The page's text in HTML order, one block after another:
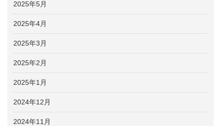
2025年5月
2025年4月
2025年3月
2025年2月
2025年1月
2024年12月
2024年11月